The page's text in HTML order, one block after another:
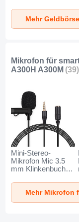
Samsung Galaxy
DS A300G A300H
A300M Schwarz
Mikrofon für
A300H A300M (39)
Mini-Stereo-
Mikrofon Mic 3.5
mm Klinkenbuchse
Galaxy DS A300G
A300H A300M
Schwarz